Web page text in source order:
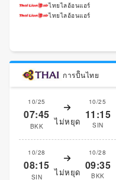
ไทยไลอ้อนแอร์
ไทยไลอ้อนแอร์
การบิินไทย
10/25
07:45
BKK ไม่หยุด
10/25
11:15
SIN
10/28
08:15
SIN ไม่หยุด
10/28
09:35
BKK